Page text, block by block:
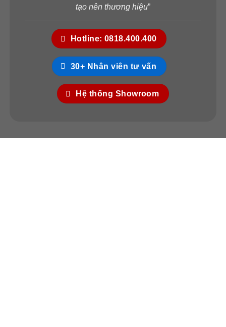
tạo nên thương hiệu”
Hotline: 0818.400.400
30+ Nhân viên tư vấn
Hệ thống Showroom